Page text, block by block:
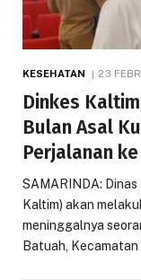
KESEHATAN 23
Dinkes
Bulan Asal
Perjalanan ke
SAMARINDA:
Kaltim) akan
meninggalnya
Batuah,